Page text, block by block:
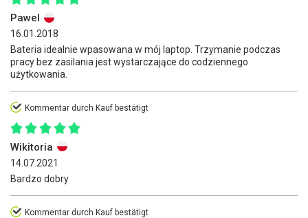
Pawel
16.01.2018
Bateria idealnie wpasowana w mój laptop. Trzymanie podczas
pracy bez zasilania jest wystarczające do codziennego
użytkowania.
Kommentar durch Kauf bestätigt
Wikitoria
14.07.2021
Bardzo dobry
Kommentar durch Kauf bestätigt